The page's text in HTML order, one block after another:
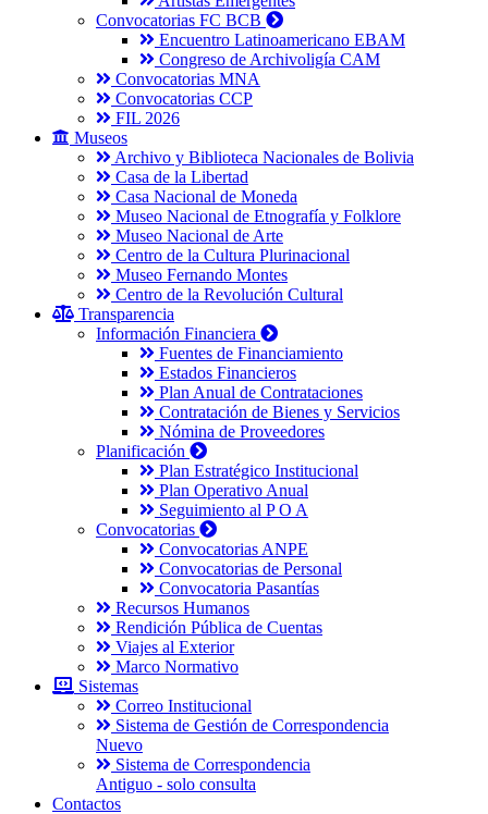
Convocatorias FC BCB
Encuentro Latinoamericano EBAM
Congreso de Archivoligía CAM
Convocatorias MNA
Convocatorias CCP
FIL 2026
Museos
Archivo y Biblioteca Nacionales de Bolivia
Casa de la Libertad
Casa Nacional de Moneda
Museo Nacional de Etnografía y Folklore
Museo Nacional de Arte
Centro de la Cultura Plurinacional
Museo Fernando Montes
Centro de la Revolución Cultural
Transparencia
Información Financiera
Fuentes de Financiamiento
Estados Financieros
Plan Anual de Contrataciones
Contratación de Bienes y Servicios
Nómina de Proveedores
Planificación
Plan Estratégico Institucional
Plan Operativo Anual
Seguimiento al P O A
Convocatorias
Convocatorias ANPE
Convocatorias de Personal
Convocatoria Pasantías
Recursos Humanos
Rendición Pública de Cuentas
Viajes al Exterior
Marco Normativo
Sistemas
Correo Institucional
Sistema de Gestión de Correspondencia
Nuevo
Sistema de Correspondencia
Antiguo - solo consulta
Contactos